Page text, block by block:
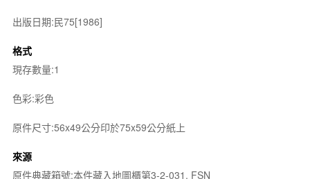
出版日期:民75[1986]
格式
現存數量:1
色彩:彩色
原件尺寸:56x49公分印於75x59公分紙上
來源
原件典藏箱號:本件藏入地圖櫃第3-2-031. FSN